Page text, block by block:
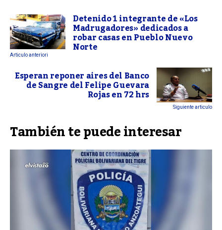
Detenido 1 integrante de «Los
Madrugadores» dedicados a
robar casas en Pueblo Nuevo
Norte
Articulo anteriori
Esperan reponer aires del Banco
de Sangre del Felipe Guevara
Rojas en 72 hrs
Siguiente articulo
También te puede interesar